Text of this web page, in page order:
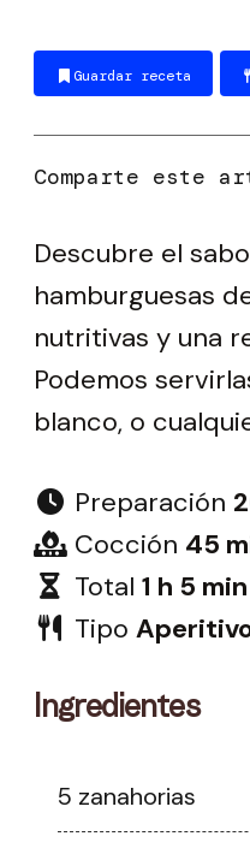
Guardar receta
Descubre el
hamburguesas
nutritivas y una
Podemos
blanco, o
Preparación
Cocción 45
Total 1 h 5 min
Tipo
Ingredientes
5 zanahorias